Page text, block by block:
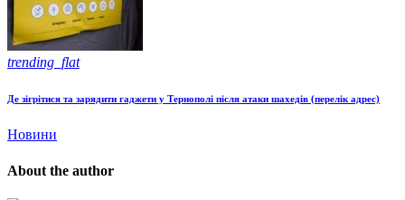
trending_flat
Де зігрітися та зарядити гаджети у Тернополі після атаки шахедів (перелік адрес)
Новини
About the author